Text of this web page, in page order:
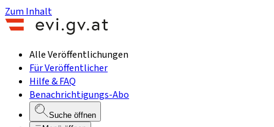
Zum Inhalt
Alle Veröffentlichungen
Für Veröffentlicher
Hilfe & FAQ
Benachrichtigungs-Abo
Suche öffnen